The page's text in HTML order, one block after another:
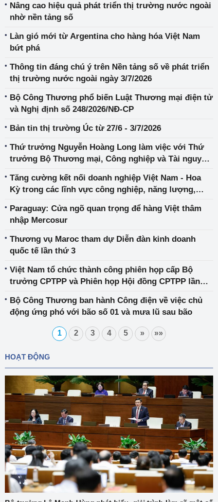
Nâng cao hiệu quả phát triển thị trường nước ngoài
nhờ nền tảng số
Làn gió mới từ Argentina cho hàng hóa Việt Nam
bứt phá
Thông tin đáng chú ý trên Nền tảng số về phát triển
thị trường nước ngoài ngày 3/7/2026
Bộ Công Thương phổ biến Luật Thương mại điện tử
và Nghị định số 248/2026/NĐ-CP
Bản tin thị trường Úc từ 27/6 - 3/7/2026
Thứ trưởng Nguyễn Hoàng Long làm việc với Thứ
trưởng Bộ Thương mại, Công nghiệp và Tài nguyên
Tăng cường kết nối doanh nghiệp Việt Nam - Hoa
Kỳ trong các lĩnh vực công nghiệp, năng lượng,
Paraguay: Cửa ngõ quan trọng để hàng Việt thâm
nhập Mercosur
Thương vụ Maroc tham dự Diễn đàn kinh doanh
quốc tế lần thứ 3
Việt Nam tổ chức thành công phiên họp cấp Bộ
trưởng CPTPP và Phiên họp Hội đồng CPTPP lần
Bộ Công Thương ban hành Công điện về việc chủ
động ứng phó với bão số 01 và mưa lũ sau bão
1 2 3 4 5 » »»
HOẠT ĐỘNG